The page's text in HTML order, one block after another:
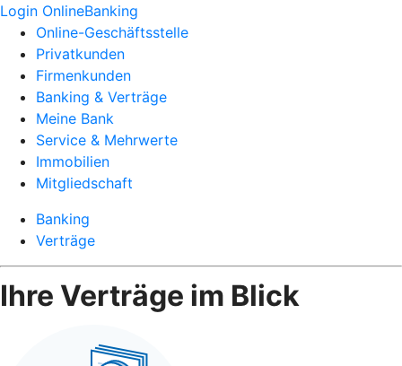
Login OnlineBanking
Online-Geschäftsstelle
Privatkunden
Firmenkunden
Banking & Verträge
Meine Bank
Service & Mehrwerte
Immobilien
Mitgliedschaft
Banking
Verträge
Ihre Verträge im Blick